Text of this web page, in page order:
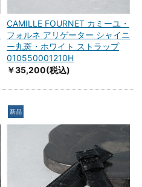
CAMILLE FOURNET カミーユ・
フォルネ アリゲーター シャイニ
ー丸斑・ホワイト ストラップ
010550001210H
￥35,200(税込)
新品